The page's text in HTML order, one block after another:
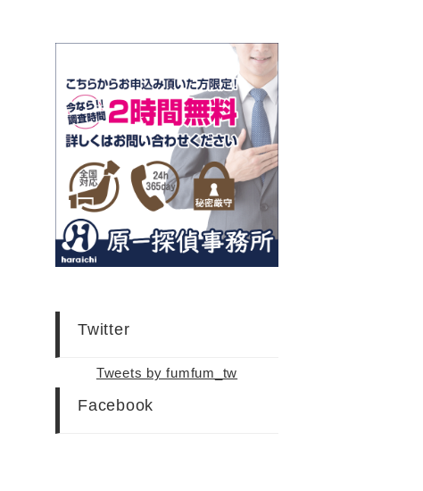
Twitter
Tweets by fumfum_tw
Facebook